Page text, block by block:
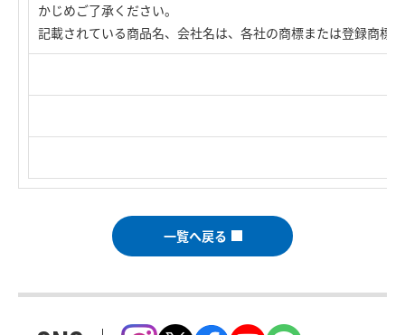
かじめご了承ください。
記載されている商品名、会社名は、各社の商標または登録商標
一覧へ戻る